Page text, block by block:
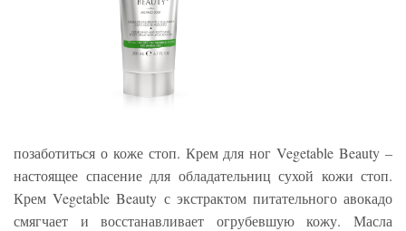
позаботиться о коже стоп. Крем для ног Vegetable Beauty –
настоящее спасение для обладательниц сухой кожи стоп.
Крем Vegetable Beauty с экстрактом питательного авокадо
смягчает и восстанавливает огрубевшую кожу. Масла